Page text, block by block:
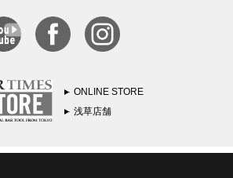
ONLINE STORE
浅草店舗